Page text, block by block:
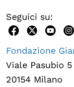
Seguici su:
Fondazione
Viale Pasubio 5
20154 Milano